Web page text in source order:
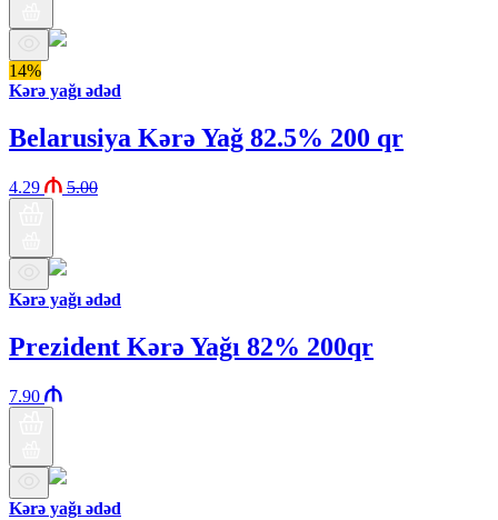
14%
Kərə yağı ədəd
Belarusiya Kərə Yağ 82.5% 200 qr
4.29 5.00
Kərə yağı ədəd
Prezident Kərə Yağı 82% 200qr
7.90
Kərə yağı ədəd